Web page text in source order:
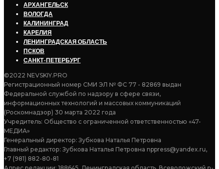
АРХАНГЕЛЬСК
ВОЛОГДА
КАЛИНИНГРАД
КАРЕЛИЯ
ЛЕНИНГРАДСКАЯ ОБЛАСТЬ
ПСКОВ
САНКТ-ПЕТЕРБУРГ
©2022 NEVSKIY.PRO
Регистрационный номер СМИ ЭЛ № ФС 77 - 82869 выдан
Федеральной службой по надзору в сфере связи,
информационных технологий и массовых коммуникаций
(Роскомнадзор) 30 марта 2022 года
Учредитель: Общество с ограниченной ответственностью «47-
МЕДИА»
Генеральный директор: Зубкова Наталья Петровна
Главный редактор: Зубкова Наталья Петровна nppress@yandex.ru,
+7 (981) 882-80-81